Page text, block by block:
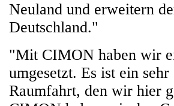
Neuland und erweitern
Deutschland."
"Mit CIMON haben wir
umgesetzt. Es ist ein
Raumfahrt, den wir hier